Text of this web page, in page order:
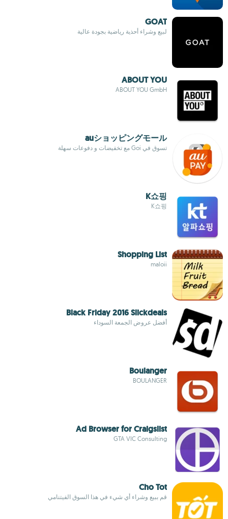
GOAT
لبيع وشراء أحذية رياضية بجودة عالية
ABOUT YOU
ABOUT YOU GmbH
auショッピングモール
تسوق في Goi مع تخفيضات و دفوعات سهلة
K쇼핑
K쇼핑
Shopping List
maloii
Black Friday 2016 Slickdeals
أفضل عروض الجمعة السوداء
Boulanger
BOULANGER
Ad Browser for Craigslist
GTA VIC Consulting
Cho Tot
قم ببيع وشراء أي شيء في هذا السوق الفيتنامي